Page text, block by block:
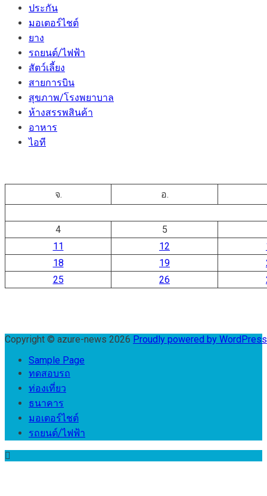
ประกัน
มอเตอร์ไชต์
ยาง
รถยนต์/ไฟฟ้า
สัตว์เลี้ยง
สายการบิน
สุขภาพ/โรงพยาบาล
ห้างสรรพสินค้า
อาหาร
ไอที
จ. อ.
4
5
11
12
18
19
25
26
Copyright © azure-news 2026 Proudly powered by
Sample Page
ทดสอบรถ
ท่องเที่ยว
ธนาคาร
มอเตอร์ไชต์
รถยนต์/ไฟฟ้า